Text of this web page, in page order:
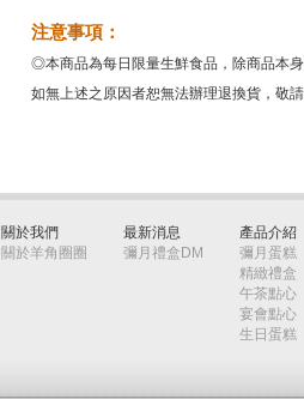
注意事項：
◎本商品為每日限量生鮮食品，除商品本
如無上述之原因者恕無法辦理退換貨，敬請
關於我們
關於羊角圈圈
最新消息
彌月禮盒DM
產品介紹
彌月蛋糕
精緻禮盒
午茶點心
宴會點心
生日蛋糕